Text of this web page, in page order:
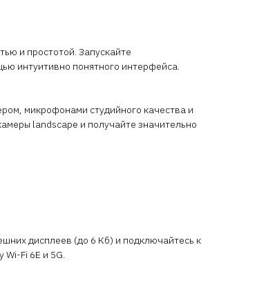
и простотой. Запускайте
интуитивно понятного интерфейса.
микрофонами студийного качества и
landscape и получайте значительно
дисплеев (до 6 Кб) и подключайтесь к
Fi 6E и 5G.